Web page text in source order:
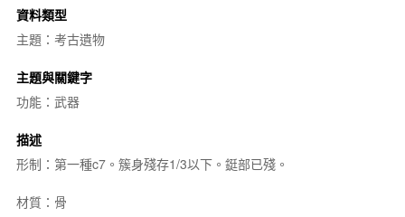
資料類型
主題：考古遺物
主題與關鍵字
功能：武器
描述
形制：第一種c7。簇身殘存1/3以下。鋌部已殘。
材質：骨